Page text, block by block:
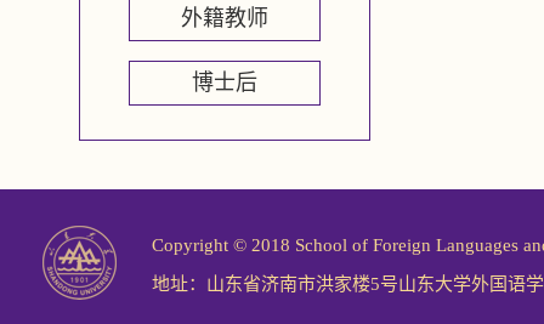
外籍教师
博士后
Copyright © 2018 School of Foreign Languages
地址：山东省济南市洪家楼5号山东大学外国语